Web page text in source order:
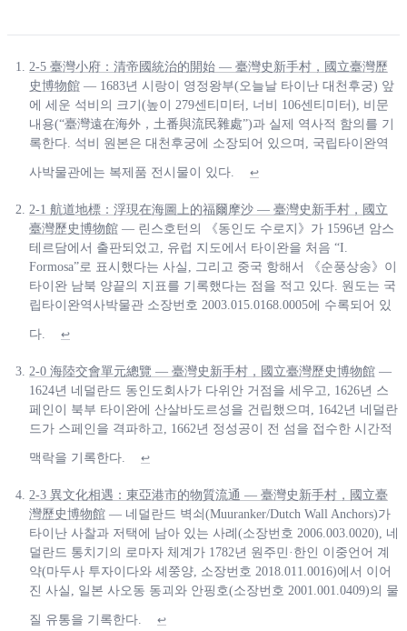
2-5 臺灣小府：清帝國統治的開始 — 臺灣史新手村，國立臺灣歷
史博物館 — 1683년 시랑이 영정왕부(오늘날 타이난 대천후궁) 앞
에 세운 석비의 크기(높이 279센티미터, 너비 106센티미터), 비문
내용(“臺灣遠在海外，土番與流民雜處”)과 실제 역사적 함의를 기
록한다. 석비 원본은 대천후궁에 소장되어 있으며, 국립타이완역
사박물관에는 복제품 전시물이 있다. ↩
2-1 航道地標：浮現在海圖上的福爾摩沙 — 臺灣史新手村，國立
臺灣歷史博物館 — 린스호턴의 《동인도 수로지》가 1596년 암스
테르담에서 출판되었고, 유럽 지도에서 타이완을 처음 “I.
Formosa”로 표시했다는 사실, 그리고 중국 항해서 《순풍상송》이
타이완 남북 양끝의 지표를 기록했다는 점을 적고 있다. 원도는 국
립타이완역사박물관 소장번호 2003.015.0168.0005에 수록되어 있
다. ↩
2-0 海陸交會單元總覽 — 臺灣史新手村，國立臺灣歷史博物館 —
1624년 네덜란드 동인도회사가 다위안 거점을 세우고, 1626년 스
페인이 북부 타이완에 산살바도르성을 건립했으며, 1642년 네덜란
드가 스페인을 격파하고, 1662년 정성공이 전 섬을 접수한 시간적
맥락을 기록한다. ↩
2-3 異文化相遇：東亞港市的物質流通 — 臺灣史新手村，國立臺
灣歷史博物館 — 네덜란드 벽쇠(Muuranker/Dutch Wall Anchors)가
타이난 사찰과 저택에 남아 있는 사례(소장번호 2006.003.0020), 네
덜란드 통치기의 로마자 체계가 1782년 원주민·한인 이중언어 계
약(마두사 투자이다와 셰쭝양, 소장번호 2018.011.0016)에서 이어
진 사실, 일본 사오동 동괴와 안핑호(소장번호 2001.001.0409)의 물
질 유통을 기록한다. ↩